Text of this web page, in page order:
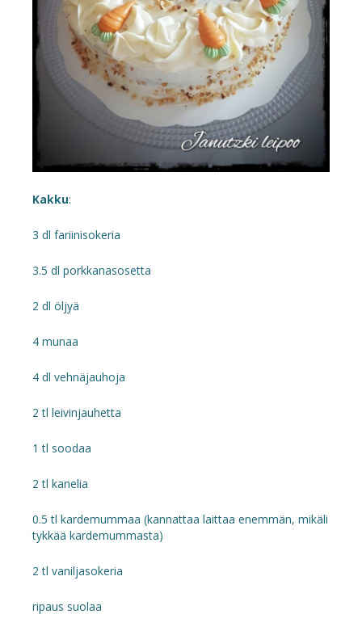
Kakku:
3 dl fariinisokeria
3.5 dl porkkanasosetta
2 dl öljyä
4 munaa
4 dl vehnäjauhoja
2 tl leivinjauhetta
1 tl soodaa
2 tl kanelia
0.5 tl kardemummaa (kannattaa laittaa enemmän, mikäli
tykkää kardemummasta)
2 tl vaniljasokeria
ripaus suolaa